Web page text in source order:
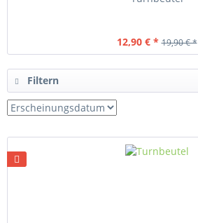
12,90 € * 19,90 € *
Filtern